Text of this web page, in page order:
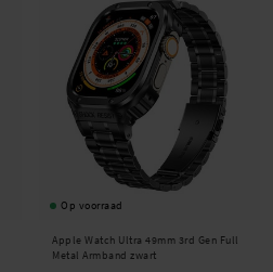
Op voorraad
Apple Watch Ultra 49mm 3rd Gen Full
Metal Armband zwart